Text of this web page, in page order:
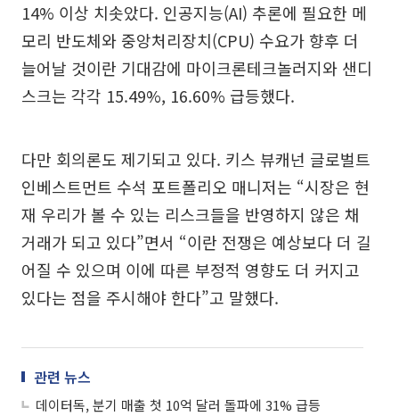
14% 이상 치솟았다. 인공지능(AI) 추론에 필요한 메
모리 반도체와 중앙처리장치(CPU) 수요가 향후 더
늘어날 것이란 기대감에 마이크론테크놀러지와 샌디
스크는 각각 15.49%, 16.60% 급등했다.
다만 회의론도 제기되고 있다. 키스 뷰캐넌 글로벌트
인베스트먼트 수석 포트폴리오 매니저는 “시장은 현
재 우리가 볼 수 있는 리스크들을 반영하지 않은 채
거래가 되고 있다”면서 “이란 전쟁은 예상보다 더 길
어질 수 있으며 이에 따른 부정적 영향도 더 커지고
있다는 점을 주시해야 한다”고 말했다.
관련 뉴스
데이터독, 분기 매출 첫 10억 달러 돌파에 31% 급등